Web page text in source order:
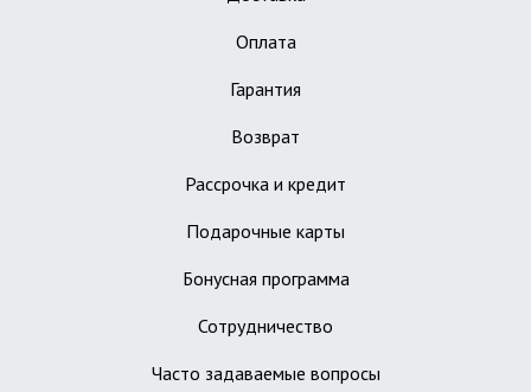
Оплата
Гарантия
Возврат
Рассрочка и кредит
Подарочные карты
Бонусная программа
Сотрудничество
Часто задаваемые вопросы